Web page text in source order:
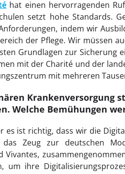
hat einen hervorragenden
setzt hohe Standards.
indem wir
der Pflege. Wir müssen
Grundlagen zur Sicherung
mit der Charité und der
mit mehreren
Krankenversorgung
Welche Bemühungen
es ist richtig, dass wir die
Zeug zur deutschen
Vivantes,
um ihre